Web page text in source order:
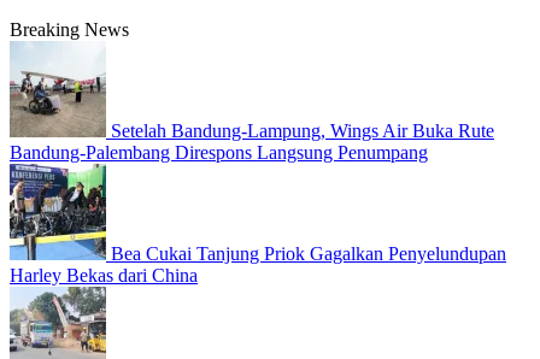
Breaking News
Setelah Bandung-Lampung, Wings Air Buka Rute
Bandung-Palembang Direspons Langsung Penumpang
Bea Cukai Tanjung Priok Gagalkan Penyelundupan
Harley Bekas dari China